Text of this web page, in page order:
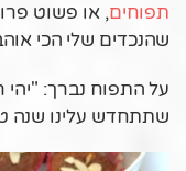
תפוחים, או פשוט
שהנכדים שלי הכי
על התפוח נברך: "יהי
שתתחדש עלינו שנה